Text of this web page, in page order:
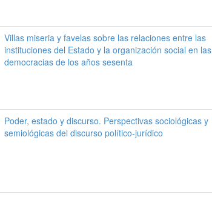
Villas miseria y favelas sobre las relaciones entre las
instituciones del Estado y la organización social en las
democracias de los años sesenta
Poder, estado y discurso. Perspectivas sociológicas y
semiológicas del discurso político-jurídico